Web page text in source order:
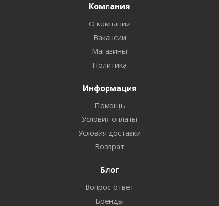
Компания
О компании
Вакансии
Магазины
Политика
Информация
Помощь
Условия оплаты
Условия доставки
Возврат
Блог
Вопрос-ответ
Бренды